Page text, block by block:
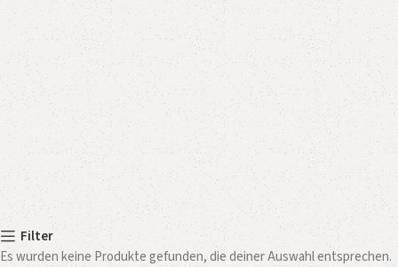
Filter
Es wurden keine Produkte gefunden, die deiner Auswahl entsprechen.